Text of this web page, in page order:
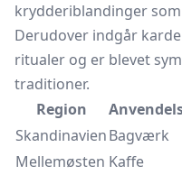
krydderiblandinger
Derudover indgår
ritualer og er blevet
traditioner.
Region
SkandinavienBagværk
Mellemøsten Kaffe